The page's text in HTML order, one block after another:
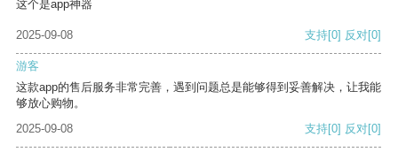
这个是app神器
2025-09-08 支持[0] 反对[0]
游客
这款app的售后服务非常完善，遇到问题总是能够得到妥善解决，让我能
够放心购物。
2025-09-08
支持[0] 反对[0]